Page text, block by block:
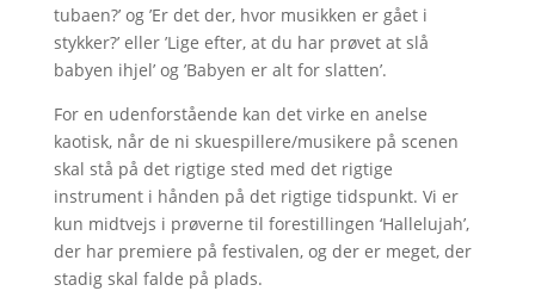
tubaen?’ og ’Er det der, hvor musikken er gået i
stykker?’ eller ’Lige efter, at du har prøvet at slå
babyen ihjel’ og ’Babyen er alt for slatten’.
For en udenforstående kan det virke en anelse
kaotisk, når de ni skuespillere/musikere på scenen
skal stå på det rigtige sted med det rigtige
instrument i hånden på det rigtige tidspunkt. Vi er
kun midtvejs i prøverne til forestillingen ‘Hallelujah’,
der har premiere på festivalen, og der er meget, der
stadig skal falde på plads.